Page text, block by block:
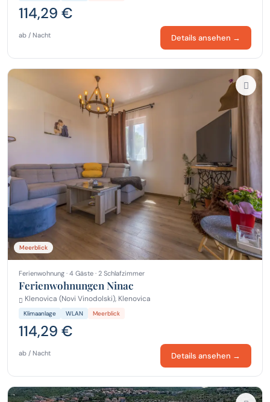
114,29 €
ab / Nacht Details ansehen →
Meerblick
Ferienwohnung · 4 Gäste · 2 Schlafzimmer
Ferienwohnungen Ninac
Klenovica (Novi Vinodolski), Klenovica
Klimaanlage WLAN Meerblick
114,29 €
ab / Nacht Details ansehen →